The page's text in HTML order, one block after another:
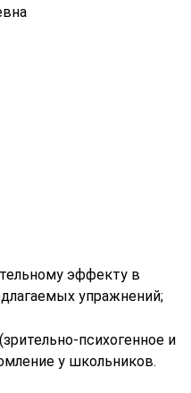
эффекту в
упражнений;
психогенное и
у школьников.